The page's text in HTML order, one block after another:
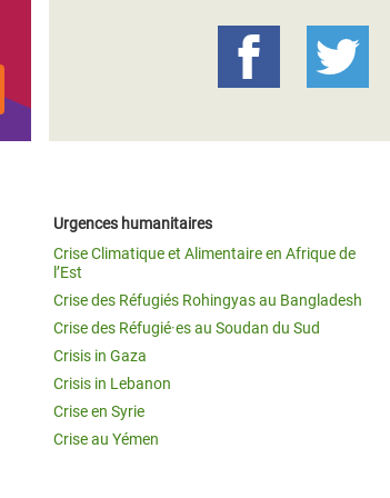
Urgences humanitaires
Crise Climatique et Alimentaire en Afrique de
l’Est
Crise des Réfugiés Rohingyas au Bangladesh
Crise des Réfugié·es au Soudan du Sud
Crisis in Gaza
Crisis in Lebanon
Crise en Syrie
Crise au Yémen